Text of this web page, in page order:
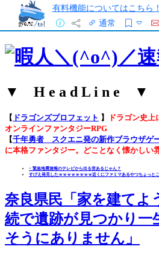
有料機能についてはこちら！
通常